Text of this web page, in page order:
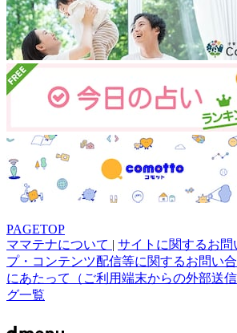
PAGETOP
ママテナについて | サイトに関するお問
プ・コンテンツ配信等に関するお問い
にあたって（ご利用端末からの外部送
グ一覧